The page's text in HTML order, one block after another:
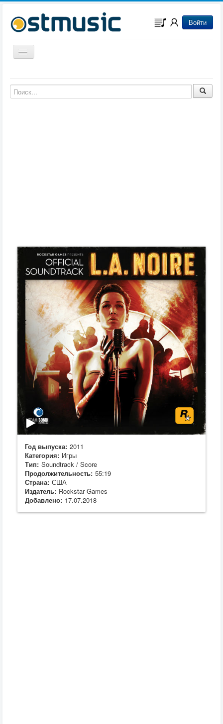
Войти
Включить/выключить навигацию
Музыка из мультфильмов
Музыка из сериалов
Год выпуска: 2011
Категория: Игры
Тип: Soundtrack / Score
Продолжительность: 55:19
Страна: США
Издатель: Rockstar Games
Добавлено: 17.07.2018